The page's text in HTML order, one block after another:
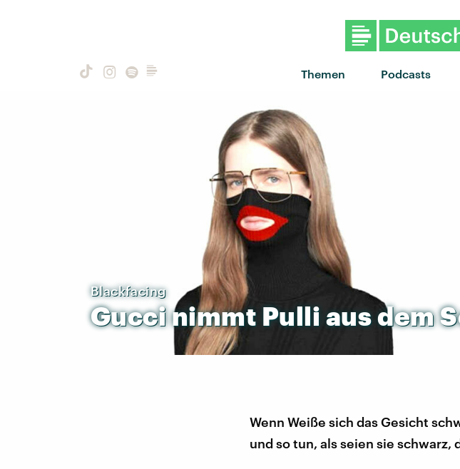
Themen Podcasts
Blackfacing
Guccinimmt Pulli ausdem
Wenn Weiße sich das Gesicht
und so tun, als seien sie schwarz,